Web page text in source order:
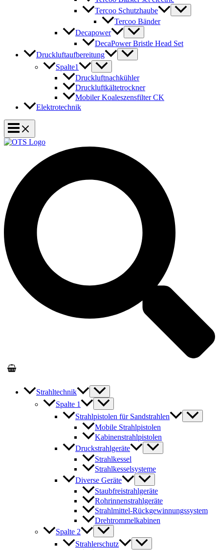
Tercoo Schutzhaube
Tercoo Bänder
Decapower
DecaPower Bristle Head Set
Druckluftaufbereitung
Spalte1
Druckluftnachkühler
Druckluftkältetrockner
Mobiler Koaleszensfilter CK
Elektrotechnik
Strahltechnik
Spalte 1
Strahlpistolen für Sandstrahlen
Mobile Strahlpistolen
Kabinenstrahlpistolen
Druckstrahlgeräte
Strahlkessel
Strahlkesselsysteme
Diverse Geräte
Staubfreistrahlgeräte
Rohrinnenstrahlgeräte
Strahlmittel-Rückgewinnungssystem
Drehtrommelkabinen
Spalte 2
Strahlerschutz